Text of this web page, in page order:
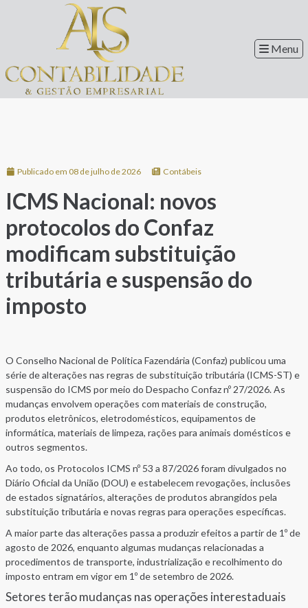
Menu
Publicado em 08 de julho de 2026 Contábeis
ICMS Nacional: novos
protocolos do Confaz
modificam substituição
tributária e suspensão do
imposto
O Conselho Nacional de Política Fazendária (Confaz) publicou uma
série de alterações nas regras de substituição tributária (ICMS-ST) e
suspensão do ICMS por meio do Despacho Confaz nº 27/2026. As
mudanças envolvem operações com materiais de construção,
produtos eletrônicos, eletrodomésticos, equipamentos de
informática, materiais de limpeza, rações para animais domésticos e
outros segmentos.
Ao todo, os Protocolos ICMS nº 53 a 87/2026 foram divulgados no
Diário Oficial da União (DOU) e estabelecem revogações, inclusões
de estados signatários, alterações de produtos abrangidos pela
substituição tributária e novas regras para operações específicas.
A maior parte das alterações passa a produzir efeitos a partir de 1º de
agosto de 2026, enquanto algumas mudanças relacionadas a
procedimentos de transporte, industrialização e recolhimento do
imposto entram em vigor em 1º de setembro de 2026.
Setores terão mudanças nas operações interestaduais